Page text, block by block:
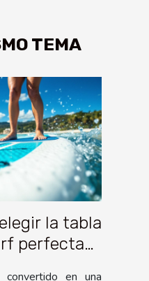
TEMA
la tabla
perfecta
en una